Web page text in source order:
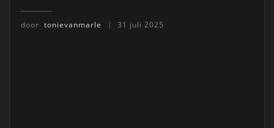
door tonievanmarle 31 juli 2025